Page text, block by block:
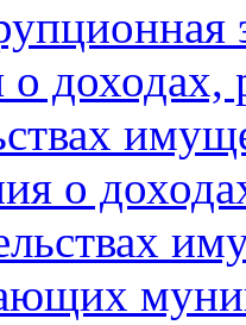
о доходах,
о